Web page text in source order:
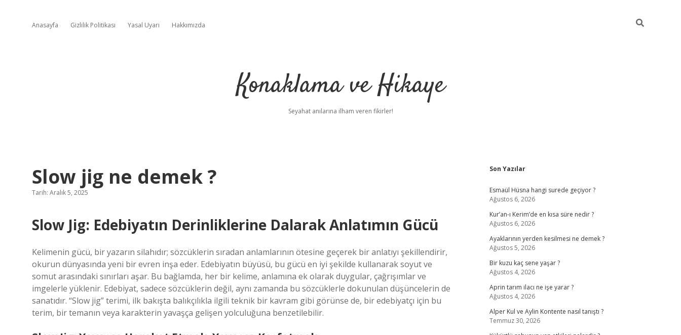
Anasayfa Gizlilik Politikası Yasal Uyarı Hakkımızda
Konaklama ve Hikaye
Seyahat anılarına ilham veren fikirler!
Slow jig ne demek ?
Tarih: Aralık 5, 2025
Slow Jig: Edebiyatın Derinliklerine Dalarak Anlatımın Gücü
Kelimenin gücü, bir yazarın silahıdır; sözcüklerin sıradan anlamlarının ötesine geçerek bir anlatıyı şekillendirir,
okurun dünyasında yeni bir evren inşa eder. Edebiyatın büyüsü, bu gücü en iyi şekilde kullanarak soyut ve
somut arasındaki sınırları aşar. Bu bağlamda, her bir kelime, anlamına ek olarak duygular, çağrışımlar ve
imgelerle yüklenir. Edebiyat, sadece sözcüklerin değil, aynı zamanda bu sözcüklerle dokunulan düşüncelerin de
sanatıdır. “Slow jig” terimi, ilk bakışta balıkçılıkla ilgili teknik bir kavram gibi görünse de, bir edebiyatçı için bu
terim, bir temanın veya karakterin yavaşça gelişen yolculuğuna benzetilebilir.
Sidebar
Son Yazılar
Esmaül Hüsna hangi surede geçiyor ?
Ağustos 6, 2026
Kur’an-ı Kerim’de en kısa süre nedir ?
Ağustos 6, 2026
Ayaklarının yerden kesilmesi ne demek ?
Ağustos 5, 2026
Bir kuzu kaç sene yaşar ?
Ağustos 4, 2026
Aprin tarım ilacı ne işe yarar ?
Ağustos 4, 2026
Alper Kul ve Aylin Kontente nasıl tanıştı ?
Temmuz 30, 2026
ilbet yeni giriş